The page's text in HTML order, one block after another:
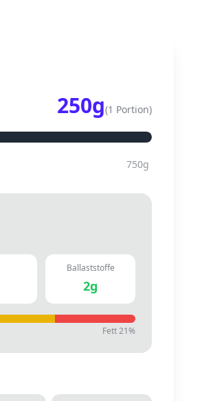
250g(1 Portion)
750g
Ballaststoffe
2g
Fett21%